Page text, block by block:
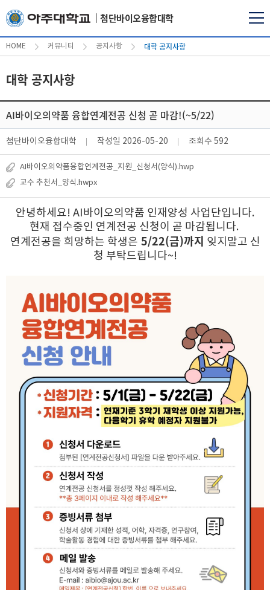
첨단바이오융합대학
HOME 커뮤니티 공지사항 대학 공지사항
대학 공지사항
AI바이오의약품 융합연계전공 신청 곧 마감!(~5/22)
첨단바이오융합대학 작성일 2026-05-20 조회수 592
AI바이오의약품융합연계전공_지원_신청서(양식).hwp
교수 추천서_양식.hwpx
안녕하세요! AI바이오의약품 인재양성 사업단입니다.
현재 접수중인 연계전공 신청이 곧 마감됩니다.
연계전공을 희망하는 학생은 5/22(금)까지 잊지말고 신
청 부탁드립니다~!